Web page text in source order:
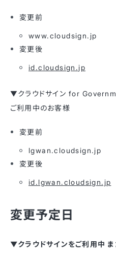
変更前
www.cloudsign.jp
変更後
id.cloudsign.jp
▼クラウドサイン for
ご利用中のお客様
変更前
lgwan.cloudsign.jp
変更後
id.lgwan.cloudsign.jp
変更予定日
▼クラウドサインをご利用中